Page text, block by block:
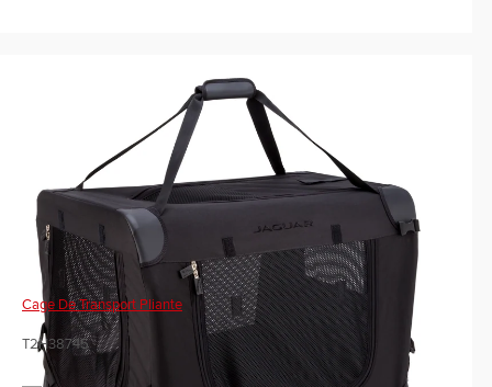
Cage De Transport Pliante
T2H38745